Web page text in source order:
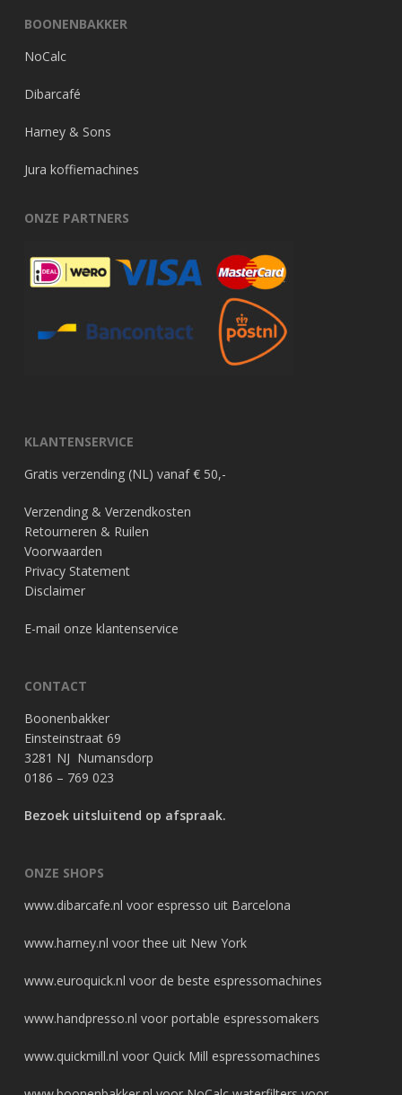
BOONENBAKKER
NoCalc
Dibarcafé
Harney & Sons
Jura koffiemachines
ONZE PARTNERS
KLANTENSERVICE
Gratis verzending (NL) vanaf € 50,-
Verzending & Verzendkosten
Retourneren & Ruilen
Voorwaarden
Privacy Statement
Disclaimer
E-mail onze klantenservice
CONTACT
Boonenbakker
Einsteinstraat 69
3281 NJ Numansdorp
0186 – 769 023
Bezoek uitsluitend op afspraak.
ONZE SHOPS
www.dibarcafe.nl voor espresso uit Barcelona
www.harney.nl voor thee uit New York
www.euroquick.nl voor de beste espressomachines
www.handpresso.nl voor portable espressomakers
www.quickmill.nl voor Quick Mill espressomachines